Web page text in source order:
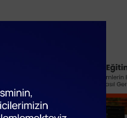
06 Mart 2024